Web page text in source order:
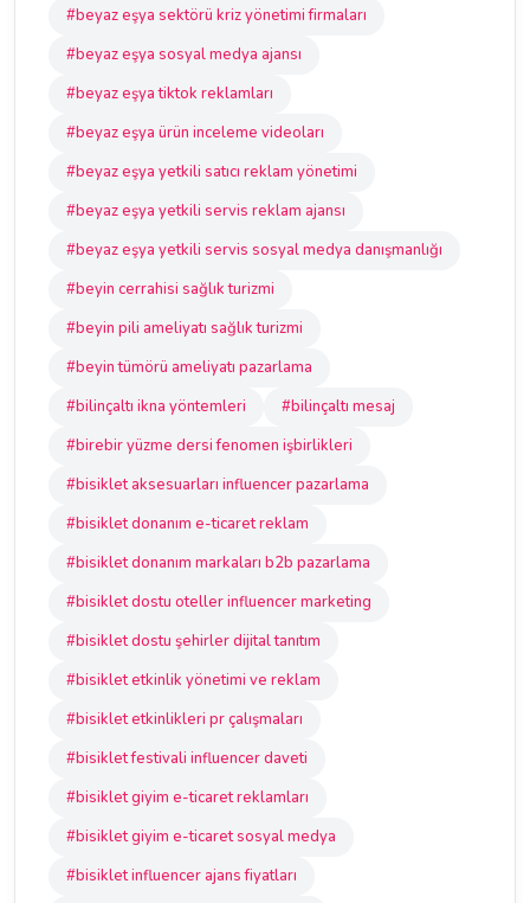
#beyaz eşya sektörü kriz yönetimi firmaları
#beyaz eşya sosyal medya ajansı
#beyaz eşya tiktok reklamları
#beyaz eşya ürün inceleme videoları
#beyaz eşya yetkili satıcı reklam yönetimi
#beyaz eşya yetkili servis reklam ajansı
#beyaz eşya yetkili servis sosyal medya danışmanlığı
#beyin cerrahisi sağlık turizmi
#beyin pili ameliyatı sağlık turizmi
#beyin tümörü ameliyatı pazarlama
#bilinçaltı ikna yöntemleri
#bilinçaltı mesaj
#birebir yüzme dersi fenomen işbirlikleri
#bisiklet aksesuarları influencer pazarlama
#bisiklet donanım e-ticaret reklam
#bisiklet donanım markaları b2b pazarlama
#bisiklet dostu oteller influencer marketing
#bisiklet dostu şehirler dijital tanıtım
#bisiklet etkinlik yönetimi ve reklam
#bisiklet etkinlikleri pr çalışmaları
#bisiklet festivali influencer daveti
#bisiklet giyim e-ticaret reklamları
#bisiklet giyim e-ticaret sosyal medya
#bisiklet influencer ajans fiyatları